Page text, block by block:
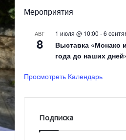
Мероприятия
АВГ
8
1 июля @ 10:00 -6
Выставка «Монако
года до наших
Просмотреть Календарь
Подписка